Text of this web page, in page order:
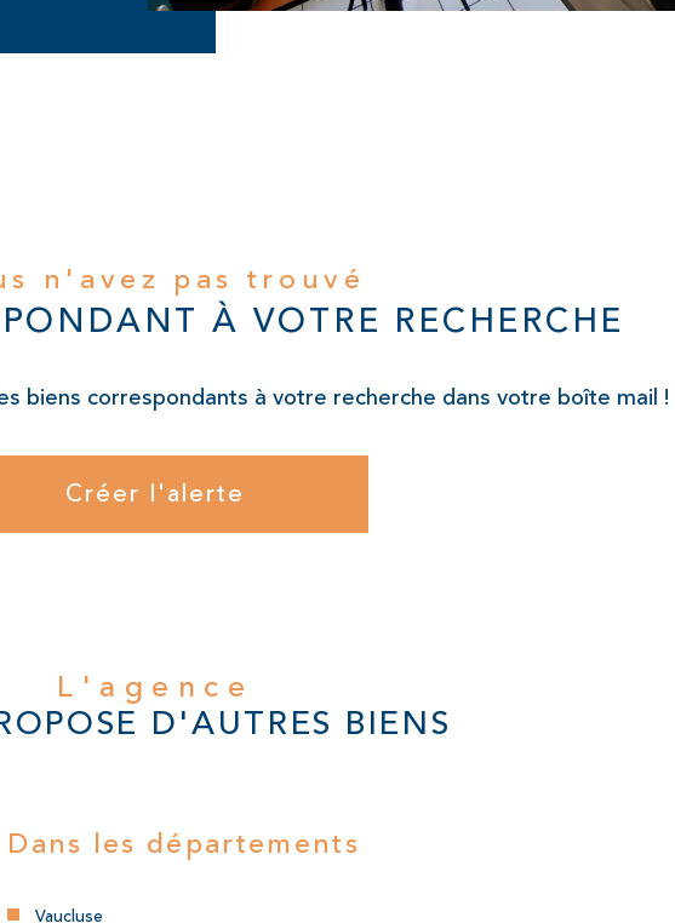
n'avez pas trouvé
À VOTRE RECHERCHE
biens correspondants à votre recherche dans votre boîte mail !
Créer l'alerte
L'agence
D'AUTRES BIENS
Dans les départements
Vaucluse